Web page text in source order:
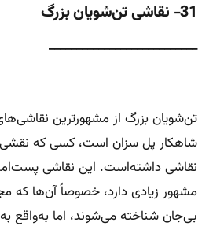
31- نقاشی تن‌شویان بزرگ
___________________________
تن‌شویان بزرگ از مشهورترین
شاهکار پل سزان است، کسی که نقشی
نقاشی داشته‌است. این نقاشی
مشهور زیادی دارد، خصوصاً آن‌ها که
بی‌جان شناخته می‌شوند، اما به‌واقع